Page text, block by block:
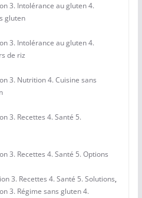
3. Intolérance au gluten 4.
gluten
3. Intolérance au gluten 4.
de riz
3. Nutrition 4. Cuisine sans
3. Recettes 4. Santé 5.
3. Recettes 4. Santé 5. Options
3. Recettes 4. Santé 5. Solutions,
3. Régime sans gluten 4.